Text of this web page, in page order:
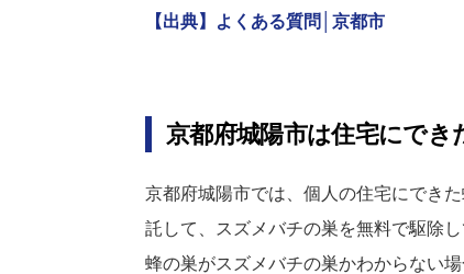
【出典】よくある質問│京都市
京都府城陽市は住宅にで
京都府城陽市では、個人の住宅にでき
託して、スズメバチの巣を無料で駆除し
蜂の巣がスズメバチの巣かわからない